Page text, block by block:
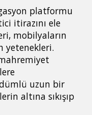
platformu
itirazını ele
mobilyaların
yetenekleri.
uzun bir
altına sıkışıp